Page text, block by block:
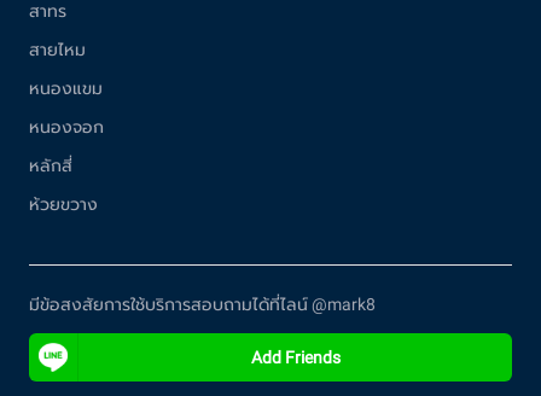
สาทร
สายไหม
หนองแขม
หนองจอก
หลักสี่
ห้วยขวาง
มีข้อสงสัยการใช้บริการสอบถามได้ที่ไลน์ @mark8
Add Friends